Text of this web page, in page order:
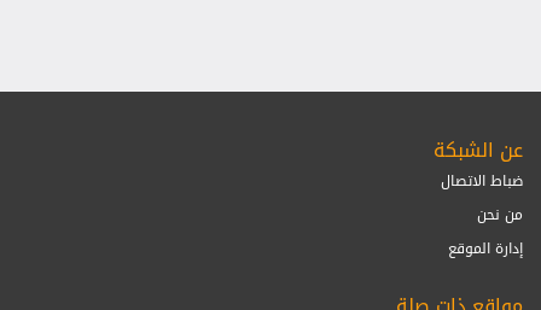
عن الشبكة
ضباط الاتصال
من نحن
إدارة الموقع